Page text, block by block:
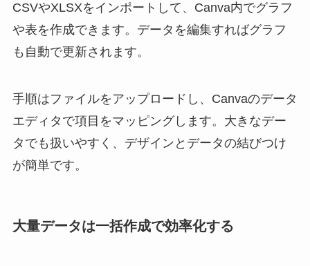
CSVやXLSXをインポートして、Canva内でグラフ
や表を作成できます。データを編集すればグラフ
も自動で更新されます。
手順はファイルをアップロードし、Canvaのデータ
エディタで項目をマッピングします。大きなデー
タでも扱いやすく、デザインとデータの結びつけ
が簡単です。
大量データは一括作成で効率化する